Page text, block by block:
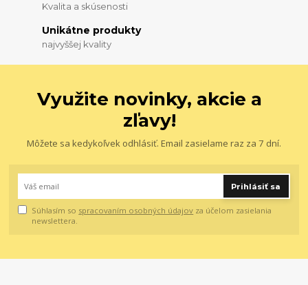
Kvalita a skúsenosti
Unikátne produkty
najvyššej kvality
Využite novinky, akcie a
zľavy!
Môžete sa kedykoľvek odhlásiť. Email zasielame raz za 7 dní.
Prihlásiť sa
Súhlasím so spracovaním osobných údajov za účelom zasielania
newslettera.